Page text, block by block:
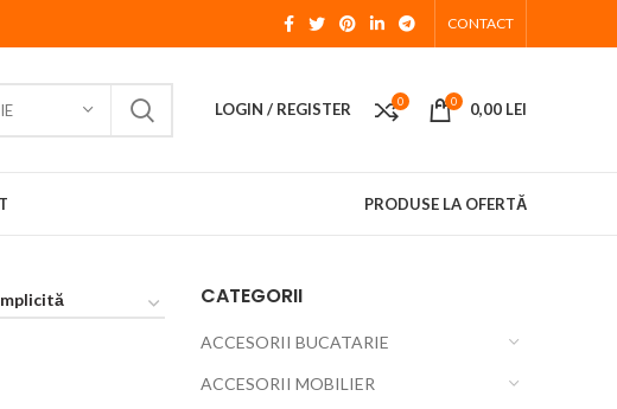
CONTACT
LOGIN / REGISTER 0 0 0,00 LEI
PRODUSE LA OFERTĂ
CATEGORII
ACCESORII BUCATARIE
ACCESORII MOBILIER